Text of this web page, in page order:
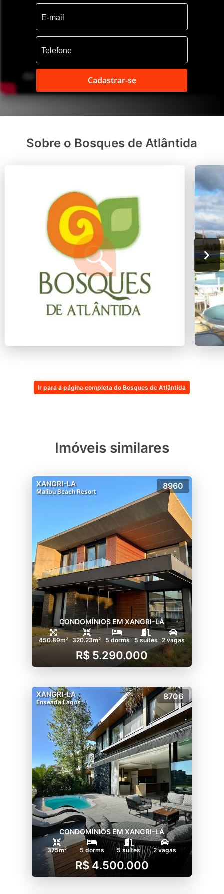
Cadastrar-se
Sobre o Bosques de Atlântida
Ir para a página completa do Bosques de Atlântida
Imóveis similares
XANGRI-LA
Malibu Beach Resort
8960
CONDOMÍNIOS EM XANGRI-LÁ
450.89m² 320.23m² 5 dorms 5 suítes 2 vagas
R$ 5.290.000
XANGRI-LA
Enseada Lagos
8706
CONDOMÍNIOS EM XANGRI-LÁ
375m² 5 dorms 5 suítes 2 vagas
R$ 4.500.000